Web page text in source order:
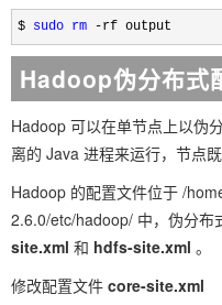
$ sudo rm -rf output
Hadoop伪分布式
Hadoop 可以在单节点上以伪
离的 Java 进程来运行，节点
Hadoop 的配置文件位于 /
2.6.0/etc/hadoop/ 中，伪分布
site.xml 和 hdfs-site.xml 。
修改配置文件 core-site.xml